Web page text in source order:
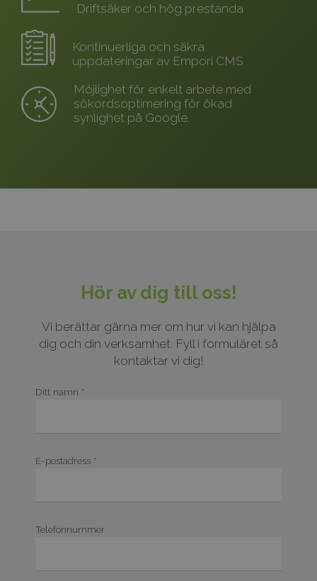
Driftsäker och hög prestanda
Kontinuerliga och säkra
uppdateringar av Empori CMS
Möjlighet för enkelt arbete med
sökordsoptimering för ökad
synlighet på Google.
Hör av dig till oss!
Vi berättar gärna mer om hur vi kan hjälpa
dig och din verksamhet. Fyll i formuläret så
kontaktar vi dig!
Ditt namn *
E-postadress *
Telefonnummer